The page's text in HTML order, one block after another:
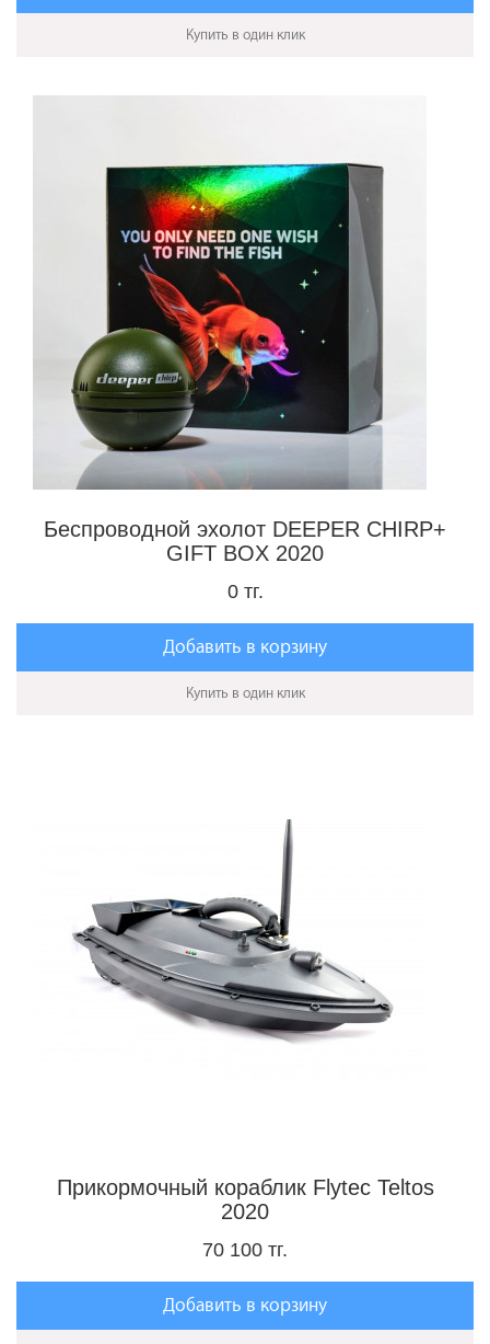
Купить в один клик
Беспроводной эхолот DEEPER CHIRP+
GIFT BOX 2020
0 тг.
Добавить в корзину
Купить в один клик
Прикормочный кораблик Flytec Teltos
2020
70 100 тг.
Добавить в корзину